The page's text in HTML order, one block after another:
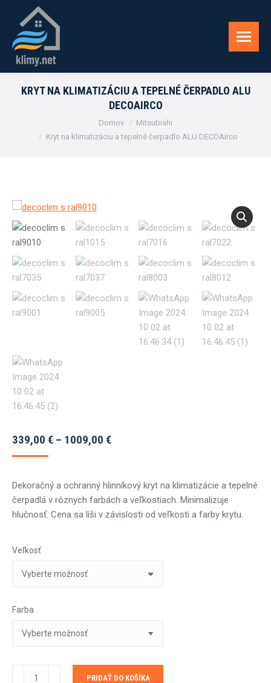
KRYT NA KLIMATIZÁCIU A TEPELNÉ ČERPADLO ALU
DECOAIRCO
Domov
Mitsubishi
Kryt na klimatizáciu a tepelné čerpadlo ALU DECOAirco
339,00 € – 1009,00 €Price
through
1009,00 €
Dekoračný a ochranný hlinníkový kryt na klimatizácie a tepelné
čerpadlá v rôznych farbách a veľkostiach. Minimalizuje
hlučnosť. Cena sa líši v závislosti od veľkosti a farby krytu.
Veľkosť
Farba
PRIDAŤ DO KOŠÍKA